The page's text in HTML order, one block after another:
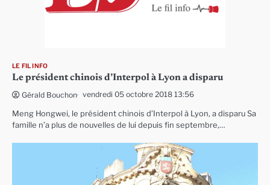
LE FIL INFO
Le président chinois d’Interpol à Lyon a disparu
Gérald Bouchon vendredi 05 octobre 2018 13:56
Meng Hongwei, le président chinois d’Interpol à Lyon, a disparu Sa
famille n’a plus de nouvelles de lui depuis fin septembre,…